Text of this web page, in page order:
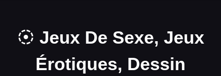
Jeux De Sexe, Jeux
Érotiques, Dessin